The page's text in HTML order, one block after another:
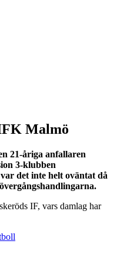
Malmö
21-åriga anfallaren
3-klubben
det inte helt oväntat då
IF, vars damlag har